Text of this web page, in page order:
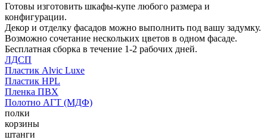
Готовы изготовить шкафы-купе любого размера и
конфигурации.
Декор и отделку фасадов можно выполнить под вашу задумку.
Возможно сочетание нескольких цветов в одном фасаде.
Бесплатная сборка в течение 1-2 рабочих дней.
ЛДСП
Пластик Alvic Luxe
Пластик HPL
Пленка ПВХ
Полотно АГТ (МДФ)
полки
корзины
штанги